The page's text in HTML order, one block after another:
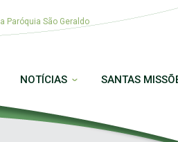
Paróquia São Geraldo
NOTÍCIAS SANTAS